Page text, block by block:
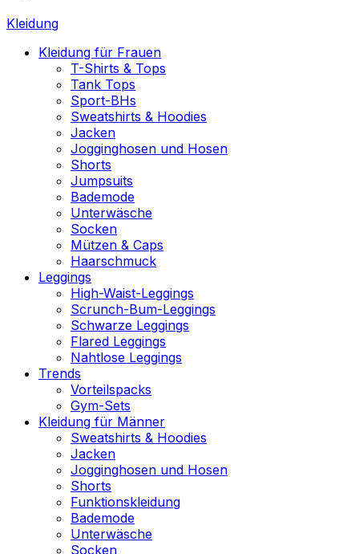
Kleidung
Kleidung für Frauen
T-Shirts & Tops
Tank Tops
Sport-BHs
Sweatshirts & Hoodies
Jacken
Jogginghosen und Hosen
Shorts
Jumpsuits
Bademode
Unterwäsche
Socken
Mützen & Caps
Haarschmuck
Leggings
High-Waist-Leggings
Scrunch-Bum-Leggings
Schwarze Leggings
Flared Leggings
Nahtlose Leggings
Trends
Vorteilspacks
Gym-Sets
Kleidung für Männer
Sweatshirts & Hoodies
Jacken
Jogginghosen und Hosen
Shorts
Funktionskleidung
Bademode
Unterwäsche
Socken